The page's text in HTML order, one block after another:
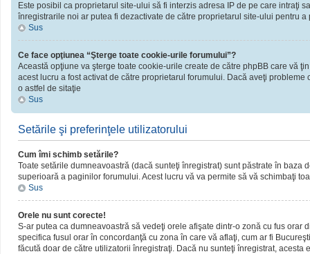
Este posibil ca proprietarul site-ului să fi interzis adresa IP de pe care intraţi
înregistrarile noi ar putea fi dezactivate de către proprietarul site-ului pentru
Sus
Ce face opţiunea “Şterge toate cookie-urile forumului”?
Această opţiune va şterge toate cookie-urile create de către phpBB care vă
acest lucru a fost activat de către proprietarul forumului. Dacă aveţi
o astfel de sitaţie
Sus
Setările şi preferinţele utilizatorului
Cum îmi schimb setările?
Toate setările dumneavoastră (dacă sunteţi înregistrat) sunt păstrate în
superioară a paginilor forumului. Acest lucru vă va permite să vă schimbaţi
Sus
Orele nu sunt corecte!
S-ar putea ca dumneavoastră să vedeţi orele afişate dintr-o zonă cu fus
specifica fusul orar în concordanţă cu zona în care vă aflaţi, cum ar fi
făcută doar de către utilizatorii înregistraţi. Dacă nu sunteţi înregistrat, acesta